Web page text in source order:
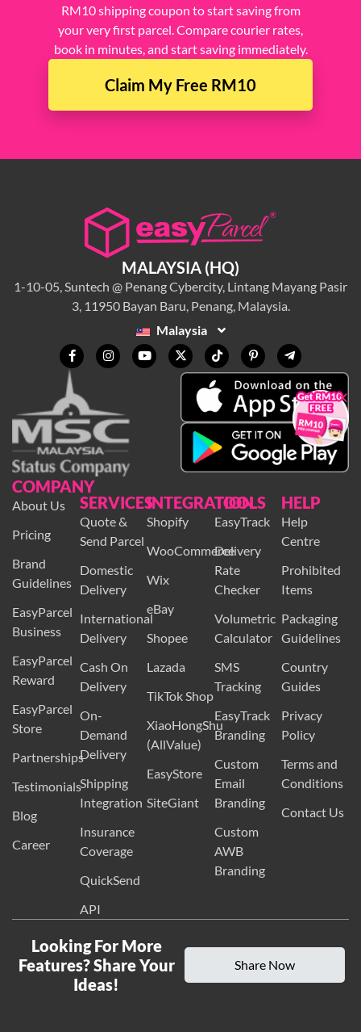
RM10 shipping coupon to start saving from
your very first parcel. Compare courier rates,
book in minutes, and start saving immediately.
Claim My Free RM10
MALAYSIA (HQ)
1-10-05, Suntech @ Penang Cybercity, Lintang Mayang Pasir
3, 11950 Bayan Baru, Penang, Malaysia.
Malaysia
COMPANY
About Us
Pricing
Brand
Guidelines
EasyParcel
Business
EasyParcel
Reward
EasyParcel
Store
Partnerships
Testimonials
Blog
Career
SERVICES
Quote &
Send Parcel
Domestic
Delivery
International
Delivery
Cash On
Delivery
On-
Demand
Delivery
Shipping
Integration
Insurance
Coverage
QuickSend
API
INTEGRATION
Shopify
WooCommerce
Wix
eBay
Shopee
Lazada
TikTok Shop
XiaoHongShu
(AllValue)
EasyStore
SiteGiant
TOOLS
EasyTrack
Delivery
Rate
Checker
Volumetric
Calculator
SMS
Tracking
EasyTrack
Branding
Custom
Email
Branding
Custom
AWB
Branding
HELP
Help
Centre
Prohibited
Items
Packaging
Guidelines
Country
Guides
Privacy
Policy
Terms and
Conditions
Contact Us
Looking For More
Features? Share Your
Ideas!
Share Now
×